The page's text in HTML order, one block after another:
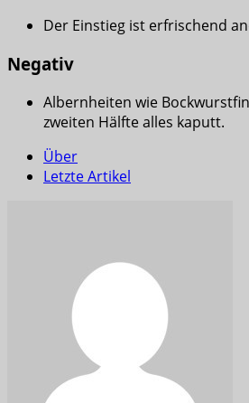
Der Einstieg ist erfrischend
Negativ
Albernheiten wie
zweiten Hälfte alles kaputt.
Über
Letzte Artikel